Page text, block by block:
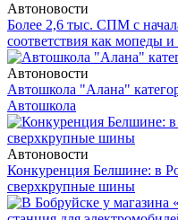
Автоновости
Более 2,6 тыс. СПМ с
соответствия как мопеды
Автоновости
Автошкола "Алана"
Автошкола
Автоновости
Конкуренция Белшине: в
сверхкрупные шины